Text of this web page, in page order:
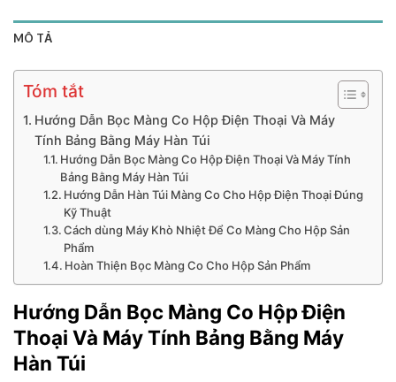
MÔ TẢ
Tóm tắt
Hướng Dẫn Bọc Màng Co Hộp Điện Thoại Và Máy
Tính Bảng Bằng Máy Hàn Túi
Hướng Dẫn Bọc Màng Co Hộp Điện Thoại Và Máy Tính
Bảng Bằng Máy Hàn Túi
Hướng Dẫn Hàn Túi Màng Co Cho Hộp Điện Thoại Đúng
Kỹ Thuật
Cách dùng Máy Khò Nhiệt Để Co Màng Cho Hộp Sản
Phẩm
Hoàn Thiện Bọc Màng Co Cho Hộp Sản Phẩm
Hướng Dẫn Bọc Màng Co Hộp Điện
Thoại Và Máy Tính Bảng Bằng Máy
Hàn Túi